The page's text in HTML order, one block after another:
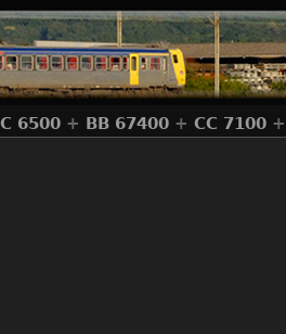
6500 + BB 67400 + CC 7100 +